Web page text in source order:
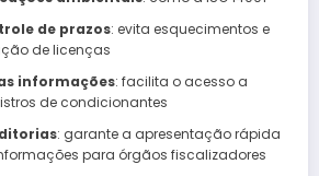
de prazos: evita esquecimentos e
de licenças
informações: facilita o acesso a
de condicionantes
: garante a apresentação rápida
para órgãos fiscalizadores